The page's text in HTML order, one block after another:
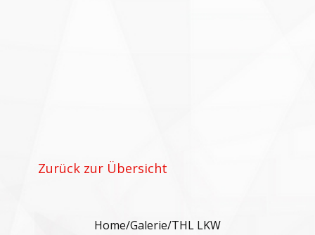
Zurück zur Übersicht
Home/Galerie/THL LKW